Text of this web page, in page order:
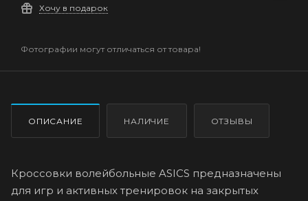
Хочу в подарок
Фотографии могут отличаться от товара!
ОПИСАНИЕ НАЛИЧИЕ ОТЗЫВЫ
Кроссовки волейбольные ASICS предназначены
для игр и активных тренировок на закрытых